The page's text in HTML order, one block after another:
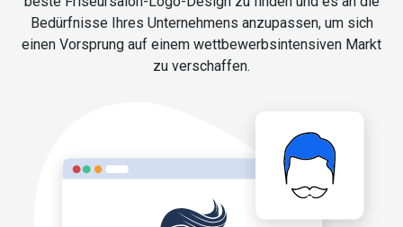
Bedürfnisse Ihres Unternehmens anzupassen, um sich
einen Vorsprung auf einem wettbewerbsintensiven Markt
zu verschaffen.